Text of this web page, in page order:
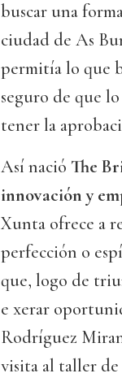
buscar una
ciudad de As
permitía lo que
seguro de que
tener la
Así nació The
innovación y
Xunta ofrece a
perfección o
que, logo de
e xerar
Rodríguez
visita al taller de